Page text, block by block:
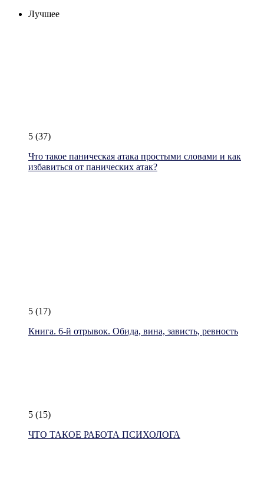
Лучшее
5 (37)
Что такое паническая атака простыми словами и как
избавиться от панических атак?
5 (17)
Книга. 6-й отрывок. Обида, вина, зависть, ревность
5 (15)
ЧТО ТАКОЕ РАБОТА ПСИХОЛОГА